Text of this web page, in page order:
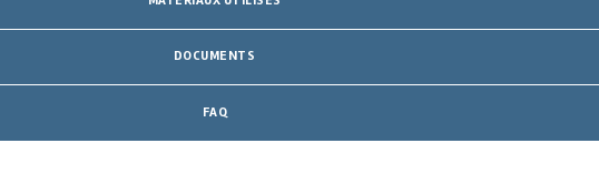
DOCUMENTS
FAQ